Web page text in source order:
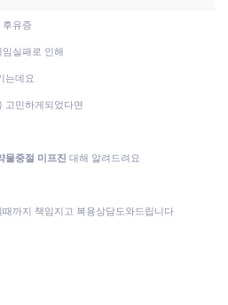
유증
실패로 인해
는데요
고민하게되었다면
물중절 미프진 대해 알려드려요
까지 책임지고 복용상담도와드립니다